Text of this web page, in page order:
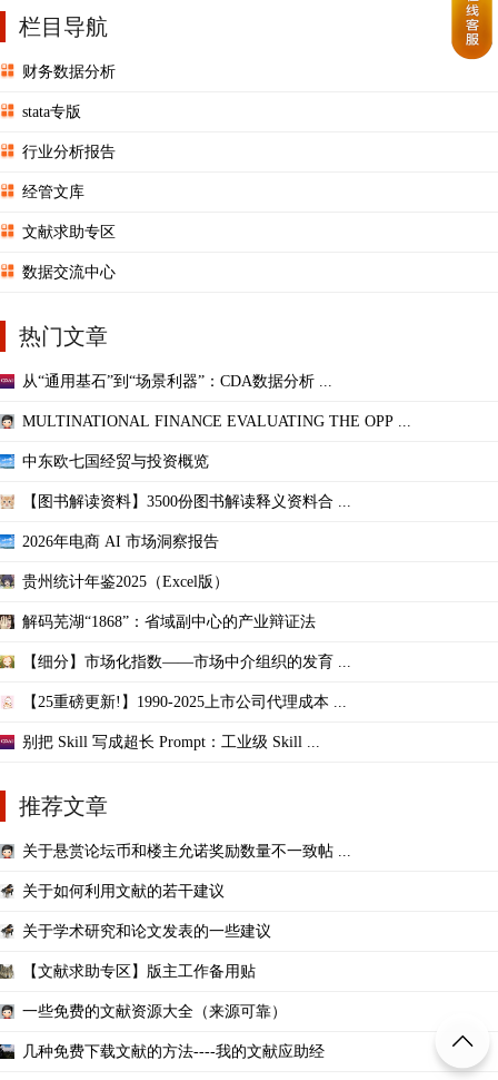
栏目导航
财务数据分析
stata专版
行业分析报告
经管文库
文献求助专区
数据交流中心
热门文章
从“通用基石”到“场景利器”：CDA数据分析 ...
MULTINATIONAL FINANCE EVALUATING THE OPP ...
中东欧七国经贸与投资概览
【图书解读资料】3500份图书解读释义资料合 ...
2026年电商 AI 市场洞察报告
贵州统计年鉴2025（Excel版）
解码芜湖“1868”：省域副中心的产业辩证法
【细分】市场化指数——市场中介组织的发育 ...
【25重磅更新!】1990-2025上市公司代理成本 ...
别把 Skill 写成超长 Prompt：工业级 Skill ...
推荐文章
关于悬赏论坛币和楼主允诺奖励数量不一致帖 ...
关于如何利用文献的若干建议
关于学术研究和论文发表的一些建议
【文献求助专区】版主工作备用贴
一些免费的文献资源大全（来源可靠）
几种免费下载文献的方法----我的文献应助经